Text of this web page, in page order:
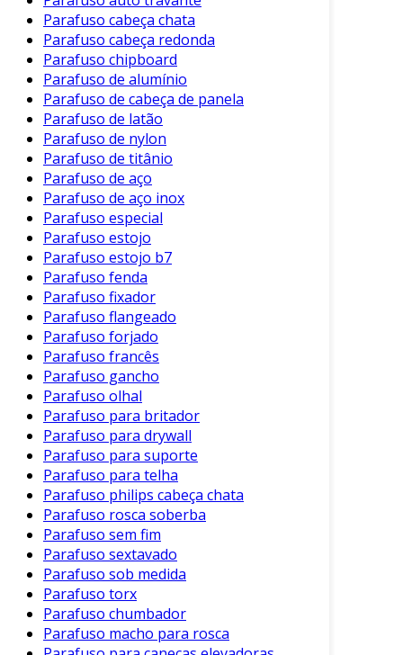
garantindo uma apresentação atraente.
Essas aplicações demonstram a flexibilidade do
fixador magnético, permitindo seu uso em
diferentes contextos e necessidades.
Benefícios do Fixador Magnético
Os fixadores magnéticos oferecem uma série
de vantagens que justificam seu uso em
projetos industriais. Entre os principais
benefícios, destacam-se:
Facilidade de Uso: A instalação é rápida,
economizando tempo e aumentando a
produtividade.
Reutilizável: Os fixadores podem ser
utilizados várias vezes, reduzindo custos a
longo prazo.
Segurança: A fixação magnética
proporciona uma conexão forte e estável,
minimizando riscos de acidentes.
Versatilidade: Podem ser adaptados a
diferentes tipos de superfícies e objetos.
Esses benefícios tornam o fixador magnético
uma escolha inteligente para empresas que
buscam otimizar seus processos.
Cuidados na Utilização
Parafuso cabeça chata
Parafuso cabeça redonda
Parafuso chipboard
Parafuso de alumínio
Parafuso de cabeça de panela
Parafuso de latão
Parafuso de nylon
Parafuso de titânio
Parafuso de aço
Parafuso de aço inox
Parafuso especial
Parafuso estojo
Parafuso estojo b7
Parafuso fenda
Parafuso fixador
Parafuso flangeado
Parafuso forjado
Parafuso francês
Parafuso gancho
Parafuso olhal
Parafuso para britador
Parafuso para drywall
Parafuso para suporte
Parafuso para telha
Parafuso philips cabeça chata
Parafuso rosca soberba
Parafuso sem fim
Parafuso sextavado
Parafuso sob medida
Parafuso torx
Parafuso chumbador
Parafuso macho para rosca